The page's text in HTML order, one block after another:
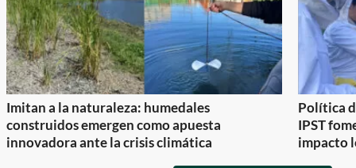
Imitan a la naturaleza: humedales
construidos emergen como apuesta
innovadora ante la crisis climática
Política
IPST
impacto